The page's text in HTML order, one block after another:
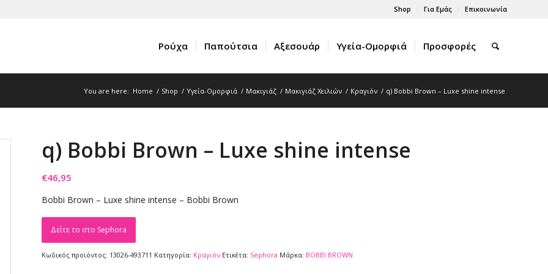
Shop Για Εμάς Επικοινωνία
Ρούχα Παπούτσια Αξεσουάρ Υγεία-Ομορφιά Προσφορές
You are here: Home / Shop / Υγεία-Ομορφιά / Μακιγιάζ / Μακιγιάζ Χειλιών / Κραγιόν / q) Bobbi Brown – Luxe shine intense
q) Bobbi Brown – Luxe shine intense
€46,95
Bobbi Brown – Luxe shine intense – Bobbi Brown
Δείτε το στο Sephora
Κωδικός προϊόντος: 13026-493711 Κατηγορία: Κραγιόν Ετικέτα: Sephora Μάρκα: BOBBI BROWN